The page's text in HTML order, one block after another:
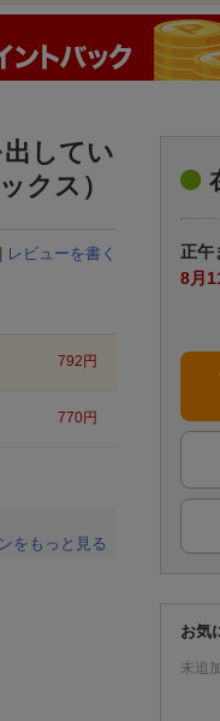
してい
クス）
レビューを書く
792 円
770円
をもっと見る
正午
8月
お気
未追